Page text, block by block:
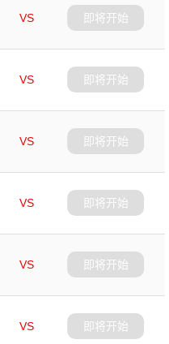
VS
即将开始
VS
即将开始
VS
即将开始
VS
即将开始
VS
即将开始
VS
即将开始